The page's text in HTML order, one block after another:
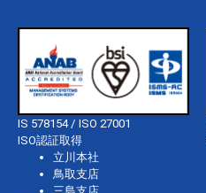
IS 578154 / ISO 27001
ISO認証取得
立川本社
鳥取支店